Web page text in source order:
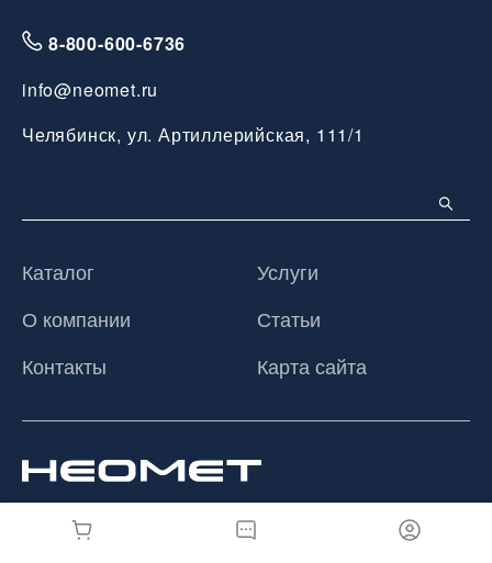
8-800-600-6736
info@neomet.ru
Челябинск, ул. Артиллерийская, 111/1
Каталог
Услуги
О компании
Статьи
Контакты
Карта сайта
© 2026 ООО «Неомет», Все права защищены